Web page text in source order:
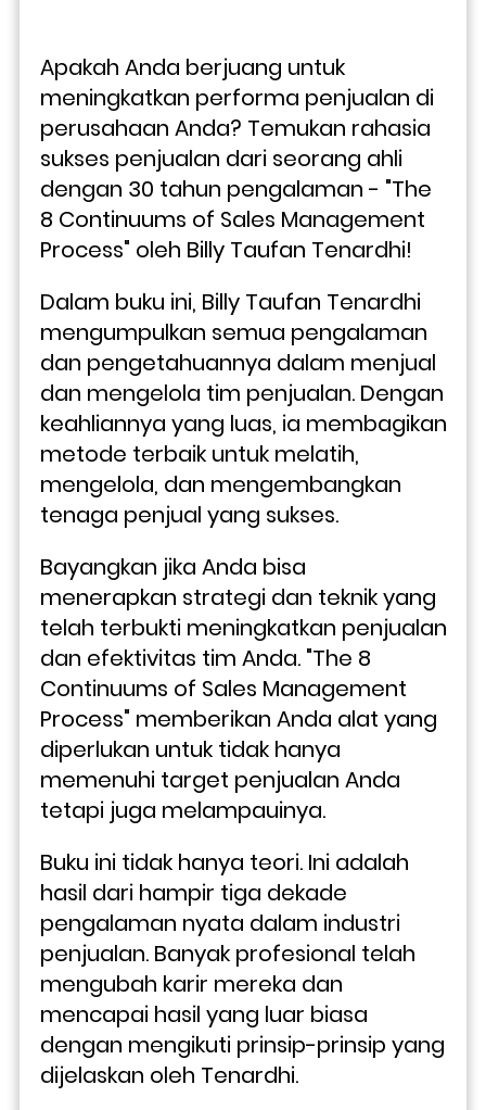
Apakah Anda berjuang untuk
meningkatkan performa penjualan di
perusahaan Anda? Temukan rahasia
sukses penjualan dari seorang ahli
dengan 30 tahun pengalaman - "The
8 Continuums of Sales Management
Process" oleh Billy Taufan Tenardhi!
Dalam buku ini, Billy Taufan Tenardhi
mengumpulkan semua pengalaman
dan pengetahuannya dalam menjual
dan mengelola tim penjualan. Dengan
keahliannya yang luas, ia membagikan
metode terbaik untuk melatih,
mengelola, dan mengembangkan
tenaga penjual yang sukses.
Bayangkan jika Anda bisa
menerapkan strategi dan teknik yang
telah terbukti meningkatkan penjualan
dan efektivitas tim Anda. "The 8
Continuums of Sales Management
Process" memberikan Anda alat yang
diperlukan untuk tidak hanya
memenuhi target penjualan Anda
tetapi juga melampauinya.
Buku ini tidak hanya teori. Ini adalah
hasil dari hampir tiga dekade
pengalaman nyata dalam industri
penjualan. Banyak profesional telah
mengubah karir mereka dan
mencapai hasil yang luar biasa
dengan mengikuti prinsip-prinsip yang
dijelaskan oleh Tenardhi.